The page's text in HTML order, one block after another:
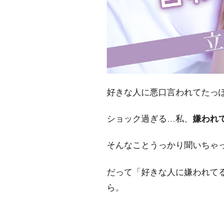
好きな人に悪口言われてたっ
ショック過ぎる…私、 嫌われ
そんなことうっかり聞いちゃ
だって「好きな人に嫌われて
ら。